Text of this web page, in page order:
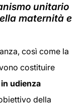
unitario
maternità e
così come la
costituire
udienza
della